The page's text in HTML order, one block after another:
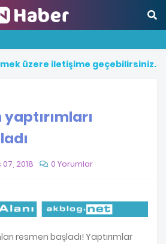
mek üzere iletişime geçebilirsiniz.
2018 0 Yorumlar
resmen başladı! Yaptırımlar